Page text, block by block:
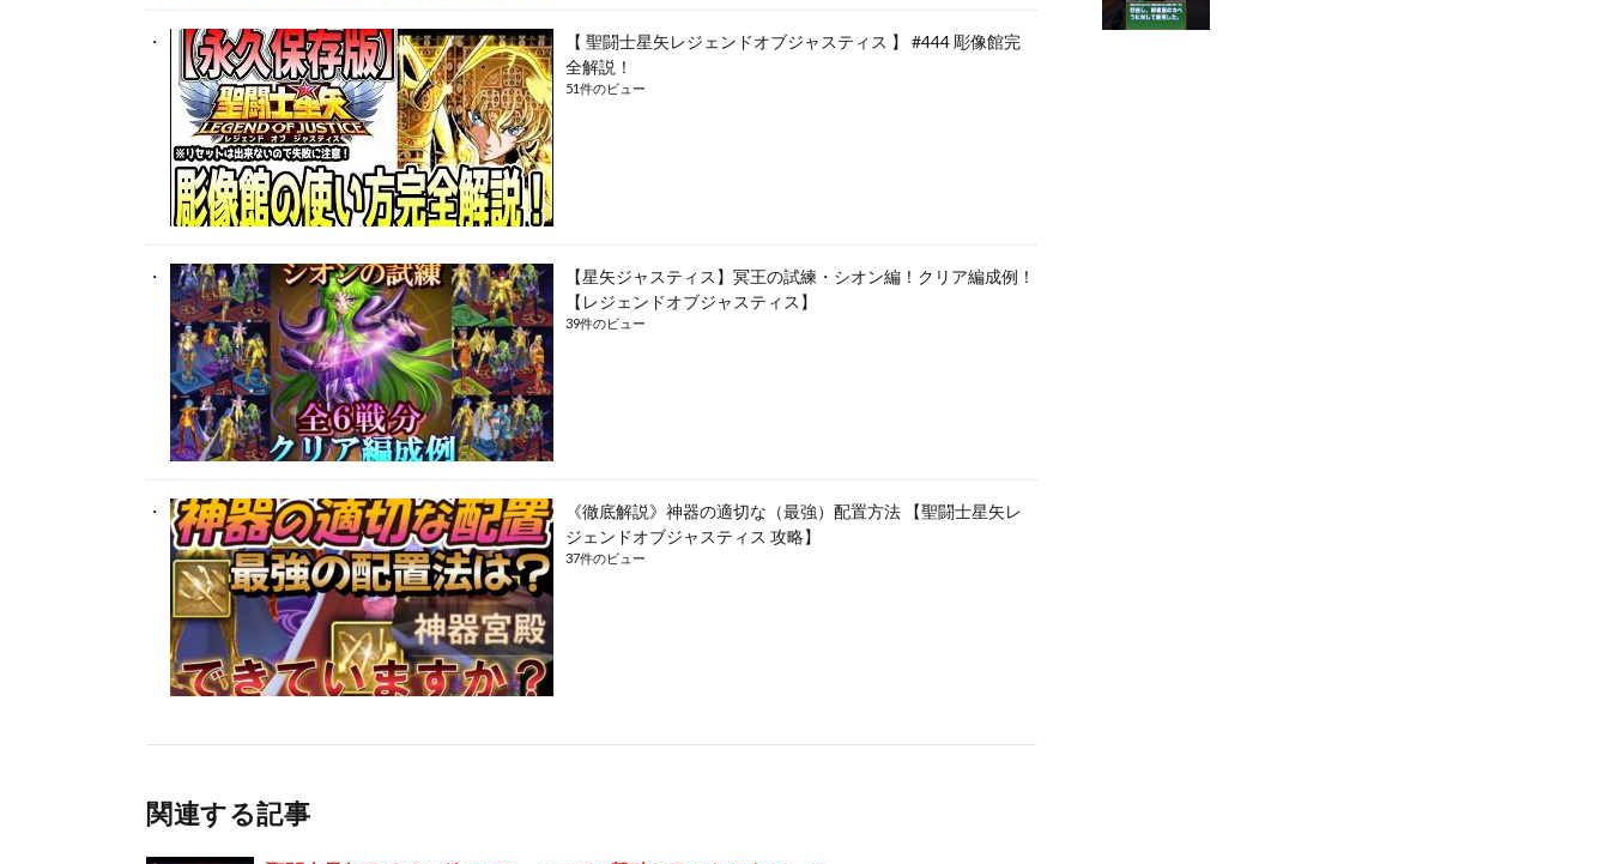
【 聖闘士星矢レジェンドオブジャスティス 】 #444 彫像館完
全解説！
51件のビュー
【星矢ジャスティス】冥王の試練・シオン編！クリア編成例！
【レジェンドオブジャスティス】
39件のビュー
《徹底解説》神器の適切な（最強）配置方法 【聖闘士星矢レ
ジェンドオブジャスティス 攻略】
37件のビュー
関連する記事